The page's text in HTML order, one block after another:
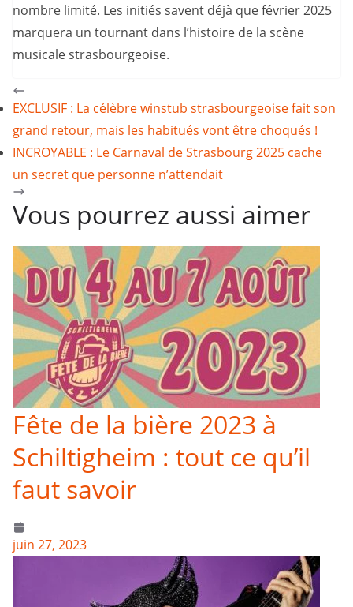
nombre limité. Les initiés savent déjà que février 2025
marquera un tournant dans l’histoire de la scène
musicale strasbourgeoise.
EXCLUSIF : La célèbre winstub strasbourgeoise fait son
grand retour, mais les habitués vont être choqués !
INCROYABLE : Le Carnaval de Strasbourg 2025 cache
un secret que personne n’attendait
Vous pourrez aussi aimer
Fête de la bière 2023 à
Schiltigheim : tout ce qu’il
faut savoir
juin 27, 2023